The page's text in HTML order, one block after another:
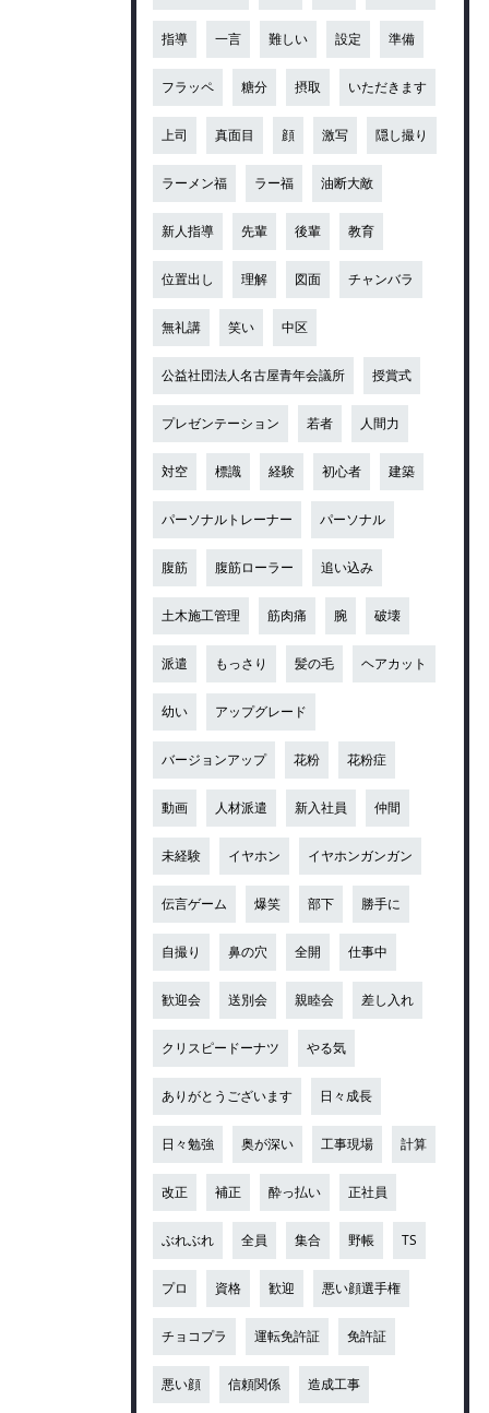
指導 一言 難しい 設定 準備
フラッペ 糖分 摂取 いただきます
上司 真面目 顔 激写 隠し撮り
ラーメン福 ラー福 油断大敵
新人指導 先輩 後輩 教育
位置出し 理解 図面 チャンバラ
無礼講 笑い 中区
公益社団法人名古屋青年会議所 授賞式
プレゼンテーション 若者 人間力
対空 標識 経験 初心者 建築
パーソナルトレーナー パーソナル
腹筋 腹筋ローラー 追い込み
土木施工管理 筋肉痛 腕 破壊
派遣 もっさり 髪の毛 ヘアカット
幼い アップグレード
バージョンアップ 花粉 花粉症
動画 人材派遣 新入社員 仲間
未経験 イヤホン イヤホンガンガン
伝言ゲーム 爆笑 部下 勝手に
自撮り 鼻の穴 全開 仕事中
歓迎会 送別会 親睦会 差し入れ
クリスピードーナツ やる気
ありがとうございます 日々成長
日々勉強 奥が深い 工事現場 計算
改正 補正 酔っ払い 正社員
ぶれぶれ 全員 集合 野帳 TS
プロ 資格 歓迎 悪い顔選手権
チョコプラ 運転免許証 免許証
悪い顔 信頼関係 造成工事